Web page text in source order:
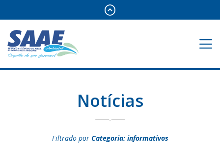
Notícias
Filtrado por Categoria: informativos